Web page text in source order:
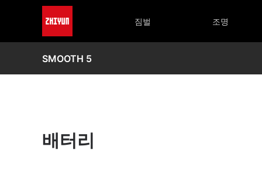
짐벌 조명
SMOOTH 5
배터리